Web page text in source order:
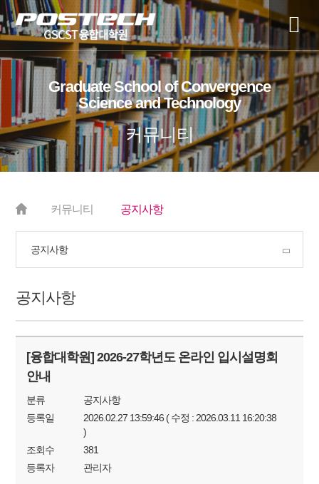
전
체
매
뉴
Graduate School of Convergence
Science and Technology
커뮤니티
커뮤니티 공지사항
공지사항
공지사항
[융합대학원] 2026-27학년도 온라인 입시설명회
안내
분류
공지사항
등록일
2026.02.27 13:59:46 ( 수정 : 2026.03.11 16:20:38
)
조회수
381
등록자
관리자